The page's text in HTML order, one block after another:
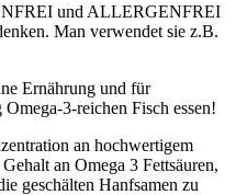
und ALLERGENFREI
Man verwendet sie z.B.
Ernährung und für
3-reichen Fisch essen!
an hochwertigem
an Omega 3 Fettsäuren,
geschälten Hanfsamen zu